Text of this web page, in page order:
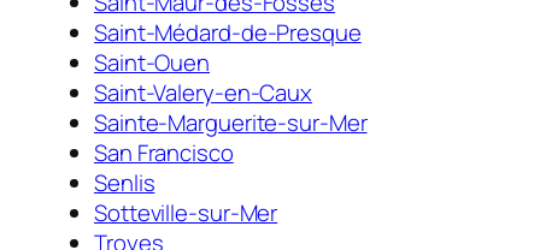
Saint-Médard-de-Presque
Saint-Ouen
Saint-Valery-en-Caux
Sainte-Marguerite-sur-Mer
San Francisco
Senlis
Sotteville-sur-Mer
Troyes